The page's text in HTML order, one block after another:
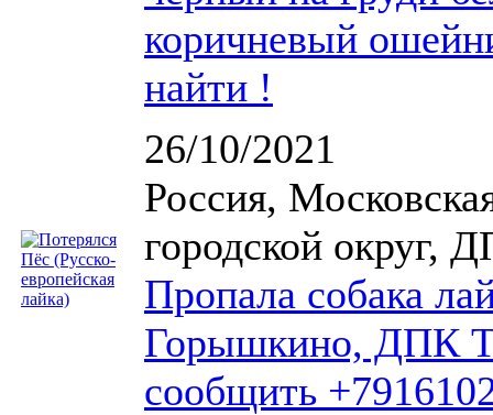
коричневый
найти !
26/10/2021
Россия,
городской округ,
Пропала собака
Горышкино, ДПК
сообщить